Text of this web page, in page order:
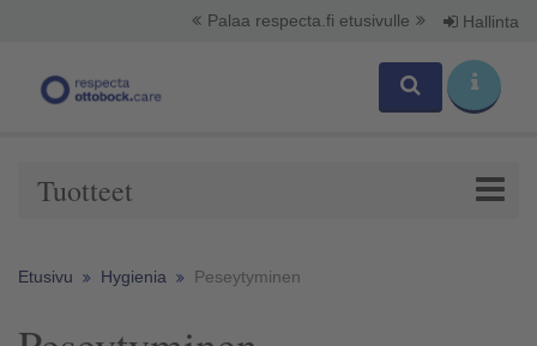
Palaa respecta.fi etusivulle Hallinta
Tuotteet
Etusivu Hygienia Peseytyminen